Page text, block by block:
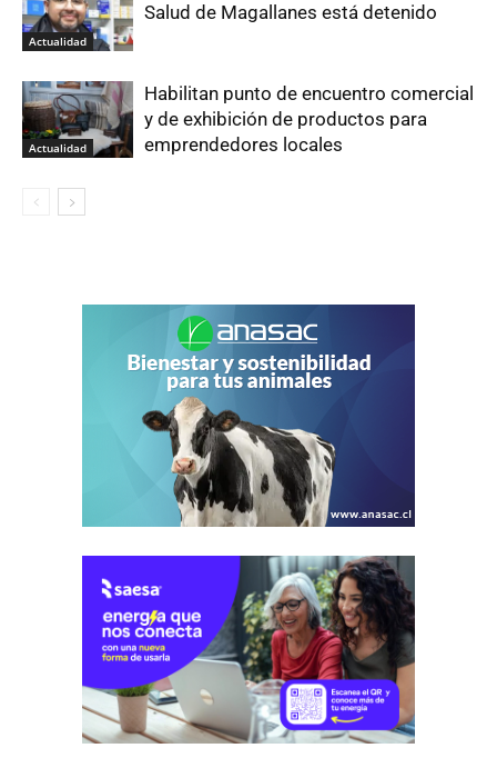
Actualidad
Salud de Magallanes está detenido
Actualidad
Habilitan punto de encuentro comercial
y de exhibición de productos para
emprendedores locales